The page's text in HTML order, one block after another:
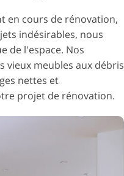
en cours de rénovation,
indésirables, nous
de l'espace. Nos
vieux meubles aux débris
nettes et
projet de rénovation.